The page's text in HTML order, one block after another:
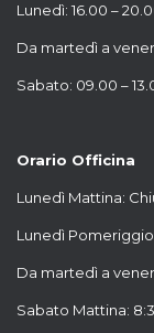
Lunedì: 16.00 –
Da martedì a
Sabato: 09.00 –
Orario Officina
Lunedì Mattina:
Lunedì Pomeriggio:
Da martedì a
Sabato Mattina: